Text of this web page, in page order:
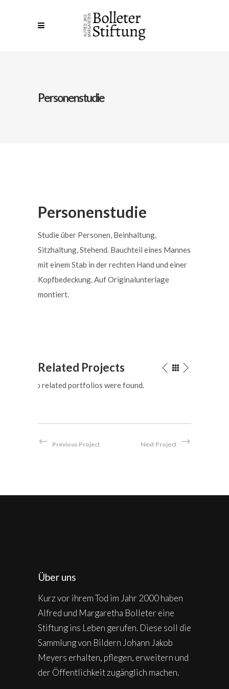
Personenstudie
Personenstudie
Studie über Personen, Beinhaltung,
Sitzhaltung, Stehend. Bauchteil eines Mannes
mit einem Stab in der rechten Hand und einer
Kopfbedeckung. Auf Originalunterlage
montiert.
Related Projects
No related portfolios were found.
Previous Project Next Project
Über uns
Kurz vor ihrem Tod im Jahr 2000 haben
Alfred und Margaretha Bolleter eine
Stiftung ins Leben gerufen. Diese soll die
Sammlung von Bildern Johann Jakob
Meyers erhalten, pflegen, erweitern und
der Öffentlichkeit zugänglich machen.